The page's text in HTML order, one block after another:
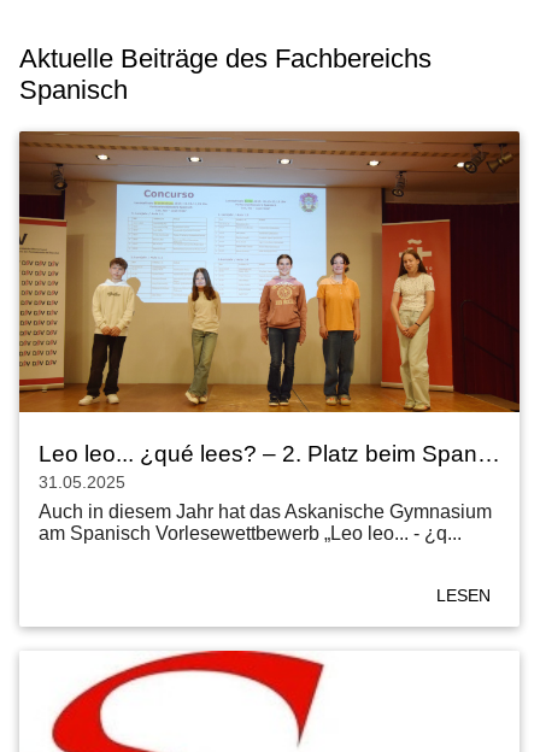
Aktuelle Beiträge des Fachbereichs
Spanisch
Leo leo... ¿qué lees? – 2. Platz beim Spanisch-Vorlesewettbewerb
31.05.2025
Auch in diesem Jahr hat das Askanische Gymnasium
am Spanisch Vorlesewettbewerb „Leo leo... - ¿q...
LESEN